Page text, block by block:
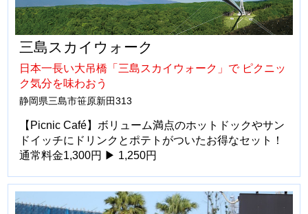
三島スカイウォーク
日本一長い大吊橋「三島スカイウォーク」で ピクニッ
ク気分を味わおう
静岡県三島市笹原新田313
【Picnic Café】ボリューム満点のホットドックやサン
ドイッチにドリンクとポテトがついたお得なセット！
通常料金1,300円 ▶ 1,250円